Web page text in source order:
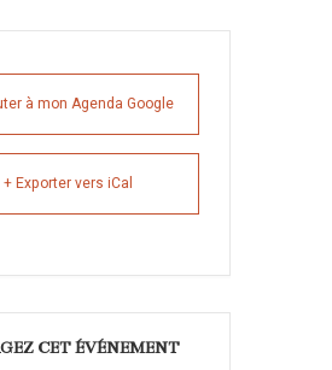
à mon Agenda Google
+ Exporter vers iCal
CET ÉVÉNEMENT